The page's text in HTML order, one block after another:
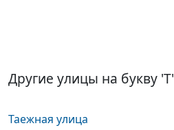
Другие улицы на букву 'Т'
Таежная улица